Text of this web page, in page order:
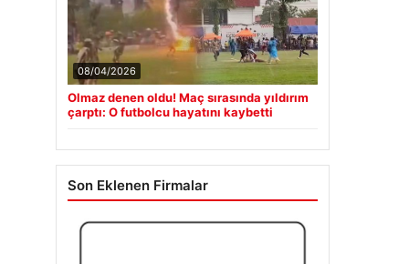
08/04/2026
Olmaz denen oldu! Maç sırasında yıldırım
çarptı: O futbolcu hayatını kaybetti
Son Eklenen Firmalar